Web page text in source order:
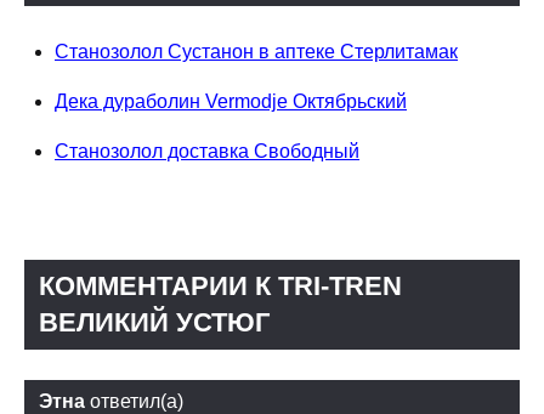
Станозолол Сустанон в аптеке Стерлитамак
Дека дураболин Vermodje Октябрьский
Станозолол доставка Свободный
КОММЕНТАРИИ К TRI-TREN
ВЕЛИКИЙ УСТЮГ
Этна ответил(а)